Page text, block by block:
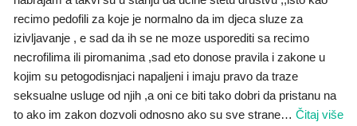
recimo pedofili za koje je normalno da im djeca sluze za
izivljavanje , e sad da ih se ne moze usporediti sa recimo
necrofilima ili piromanima ,sad eto donose pravila i zakone u
kojim su petogodisnjaci napaljeni i imaju pravo da traze
seksualne usluge od njih ,a oni ce biti tako dobri da pristanu na
to ako im zakon dozvoli odnosno ako su sve strane… Čitaj više